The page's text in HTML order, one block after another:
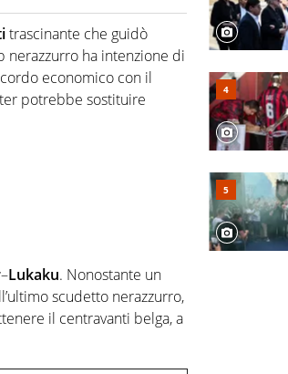
il calcio ma è con la
di HaBaWaBa, il
trascinante che guidò
nerazzurro ha intenzione di
economico con il
potrebbe sostituire
–Lukaku. Nonostante un
scudetto nerazzurro,
il centravanti belga, a